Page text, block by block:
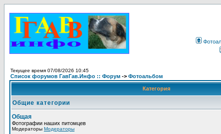
Текущее время 07/08/2026 10:45
Список форумов ГавГав.Инфо :: Форум -> Фотоальбом
Категория
Общие категории
Общая
Фотографии наших питомцев
Модераторы Модераторы